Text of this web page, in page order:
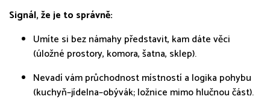
Signál, že je to správně:
Umíte si bez námahy představit, kam dáte věci
(úložné prostory, komora, šatna, sklep).
Nevadí vám průchodnost místností a logika pohybu
(kuchyň–jídelna–obývák; ložnice mimo hlučnou část).